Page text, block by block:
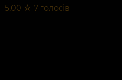
5,00 ☆ 7 голосів